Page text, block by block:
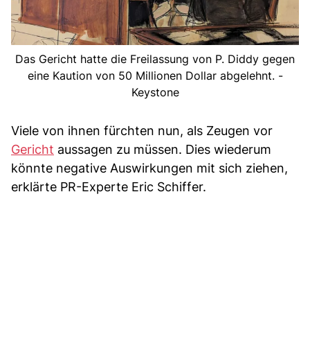
Das Gericht hatte die Freilassung von P. Diddy gegen
eine Kaution von 50 Millionen Dollar abgelehnt. -
Keystone
Viele von ihnen fürchten nun, als Zeugen vor
Gericht aussagen zu müssen. Dies wiederum
könnte negative Auswirkungen mit sich ziehen,
erklärte PR-Experte Eric Schiffer.